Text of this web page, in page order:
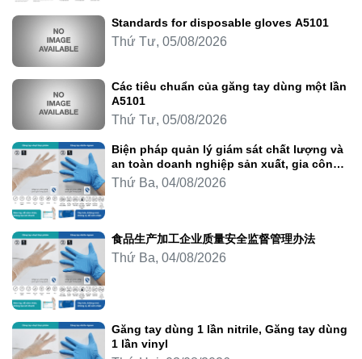
Standards for disposable gloves A5101
Thứ Tư, 05/08/2026
Các tiêu chuẩn của găng tay dùng một lần
A5101
Thứ Tư, 05/08/2026
Biện pháp quản lý giám sát chất lượng và
an toàn doanh nghiệp sản xuất, gia công
thực phẩm
Thứ Ba, 04/08/2026
食品生产加工企业质量安全监督管理办法
Thứ Ba, 04/08/2026
Găng tay dùng 1 lần nitrile, Găng tay dùng
1 lần vinyl